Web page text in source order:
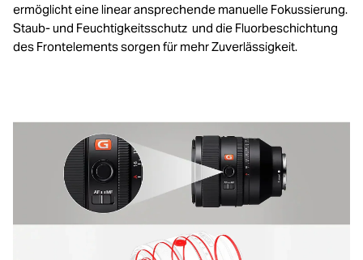
ermöglicht eine linear ansprechende manuelle Fokussierung.
Staub- und Feuchtigkeitsschutz und die Fluorbeschichtung
des Frontelements sorgen für mehr Zuverlässigkeit.